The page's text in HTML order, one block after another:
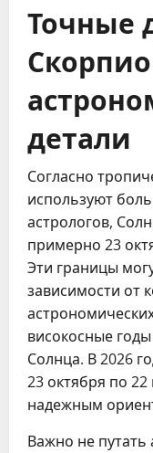
Точные
детали
Согласно
используют
астрологов,
примерно 23
Эти границы
зависимости от
високосные
Солнца. В 2026
23 октября по 22
надежным
Важно не путать